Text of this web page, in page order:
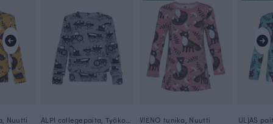
Nuutti VIENO tunika, Nuutti ULJAS